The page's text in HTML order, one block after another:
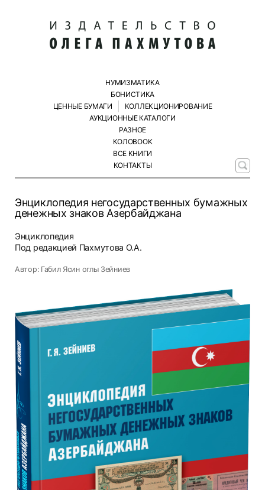
НУМИЗМАТИКА
БОНИСТИКА
ЦЕННЫЕ БУМАГИ
КОЛЛЕКЦИОНИРОВАНИЕ
АУКЦИОННЫЕ КАТАЛОГИ
РАЗНОЕ
КОЛОBOOK
ВСЕ КНИГИ
КОНТАКТЫ
Энциклопедия негосударственных бумажных
денежных знаков Азербайджана
Энциклопедия
Под редакцией Пахмутова О.А.
Автор: Габил Ясин оглы Зейниев